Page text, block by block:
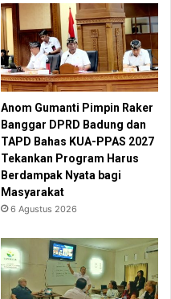
Anom Gumanti Pimpin Raker
Banggar DPRD Badung dan
TAPD Bahas KUA-PPAS 2027
Tekankan Program Harus
Berdampak Nyata bagi
Masyarakat
6 Agustus 2026